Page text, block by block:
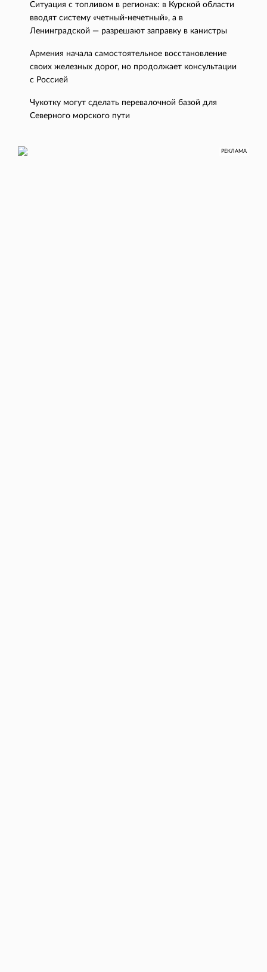
Ситуация с топливом в регионах: в Курской области
вводят систему «четный-нечетный», а в
Ленинградской — разрешают заправку в канистры
Армения начала самостоятельное восстановление
своих железных дорог, но продолжает консультации
с Россией
Чукотку могут сделать перевалочной базой для
Северного морского пути
РЕКЛАМА